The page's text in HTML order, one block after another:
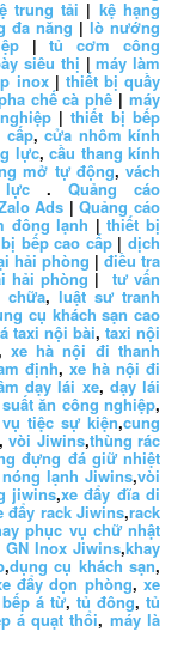
trung tải | kệ hạng
đa năng |lò nướng
|tủ cơm công
siêu thị |máy làm
inox| thiết bị quầy
chế cà phê| máy
|thiết bị bếp
cấp,cửa nhôm kính
lực, cầu thang kính
mở tự động, vách
.Quảng cáo
Ads |Quảng cáo
đông lạnh |thiết bị
bếp cao cấp|dịch
hải phòng |điều tra
hải phòng | tư vấn
chữa, luật sư tranh
cụ khách sạn cao
taxi nội bài, taxi nội
xe hà nội đi thanh
định,xe hà nội đi
dạy lái xe, dạy lái
suất ăn công nghiệp,
tiệc sự kiện,cung
vòi Jiwins,thùng rác
đựng đá giữ nhiệt
lạnh Jiwins,vòi
jiwins,xe đẩy đĩa di
đẩy rack Jiwins,rack
phục vụ chữ nhật
GN Inox Jiwins,khay
,dụng cụ khách sạn,
đẩy dọn phòng,xe
bếp á từ,tủ đông,tủ
á quạt thổi, máy là